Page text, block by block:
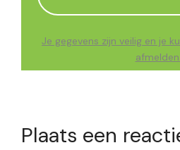
Je gegevens zijn veilig en je
afmelden.
Plaats een